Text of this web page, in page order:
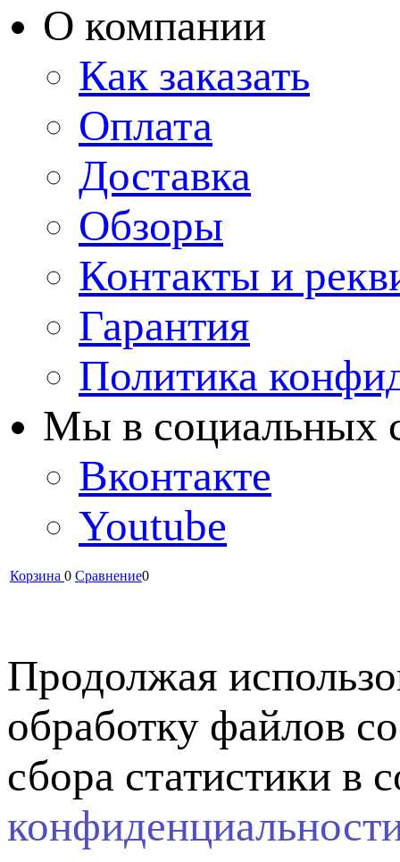
О компании
Как заказать
Оплата
Доставка
Обзоры
Контакты и
Гарантия
Политика
Мы в cоциальных
Вконтакте
Youtube
Корзина 0 Сравнение0
Продолжая
обработку файлов
сбора статистики в